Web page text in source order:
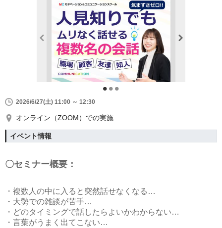
2026/6/27(土) 11:00 ～ 12:30
オンライン（ZOOM）での実施
イベント情報
〇セミナー概要：
・複数人の中に入ると突然話せなくなる…
・大勢での雑談が苦手…
・どのタイミングで話したらよいかわからない…
・言葉がうまく出てこない…